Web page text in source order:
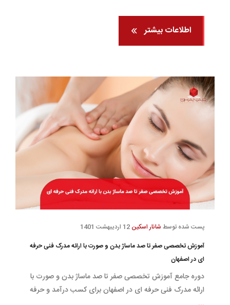
اطلاعات بیشتر
پست شده توسط شانار اسکین
آموزش تخصصی صفر تا صد ماساژ بدن و صورت با ارائه مدرک فنی حرفه
ای در اصفهان
دوره جامع آموزش تخصصی صفر تا صد ماساژ بدن و صورت با
ارائه مدرک فنی حرفه ای در اصفهان برای کسب درآمد و حرفه